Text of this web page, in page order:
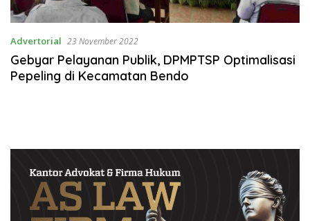
Advertorial 23 November 2022
Gebyar Pelayanan Publik, DPMPTSP Optimalisasi
Pepeling di Kecamatan Bendo